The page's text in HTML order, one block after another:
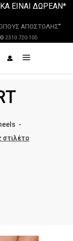
ΕΙΝΑΙ ΔΩΡΕΑΝ*
ΑΠΟΣΤΟΛΗΣ”
2310 720-100
-
στιλέτο